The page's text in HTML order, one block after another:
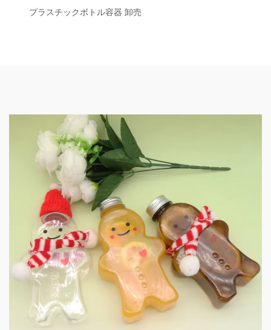
プラスチックボトル容器 卸売